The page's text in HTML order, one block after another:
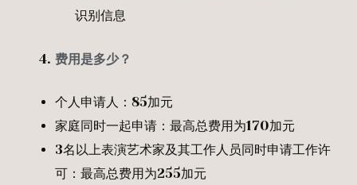
识别信息
费用是多少？
个人申请人：85加元
家庭同时一起申请：最高总费用为170加元
3名以上表演艺术家及其工作人员同时申请工作许
可：最高总费用为255加元